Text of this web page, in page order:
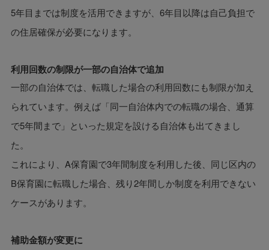
5年目までは制度を活用できますが、6年目以降は自己負担で
の住居確保が必要になります。
利用回数の制限が一部の自治体で追加
一部の自治体では、転職した場合の利用回数にも制限が加え
られています。例えば「同一自治体内での転職の場合、通算
で5年間まで」といった規定を設ける自治体も出てきまし
た。
これにより、A保育園で3年間制度を利用した後、同じ区内の
B保育園に転職した場合、残り2年間しか制度を利用できない
ケースがあります。
補助金額が変更に